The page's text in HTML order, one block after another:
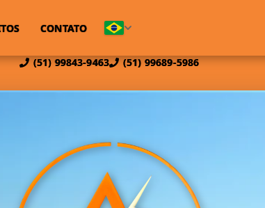
(51) 99843-9463 (51) 99689-5986
CONTATO